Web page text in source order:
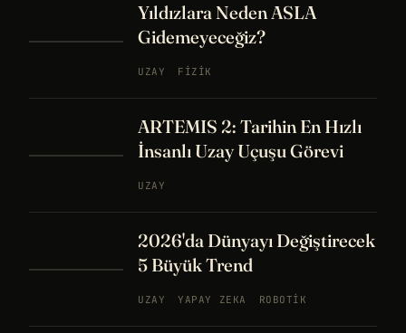
Yıldızlara Neden ASLA
Gidemeyeceğiz?
UZAY FIZIK
ARTEMIS 2: Tarihin En Hızlı
İnsanlı Uzay Uçuşu Görevi
UZAY
2026'da Dünyayı Değiştirecek
5 Büyük Trend
UZAY YAPAY ZEKA ROBOTIK